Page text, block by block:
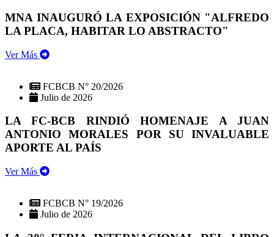
MNA INAUGURÓ LA EXPOSICIÓN "ALFREDO
LA PLACA, HABITAR LO ABSTRACTO"
Ver Más
FCBCB N° 20/2026
Julio de 2026
LA FC-BCB RINDIÓ HOMENAJE A JUAN
ANTONIO MORALES POR SU INVALUABLE
APORTE AL PAÍS
Ver Más
FCBCB N° 19/2026
Julio de 2026